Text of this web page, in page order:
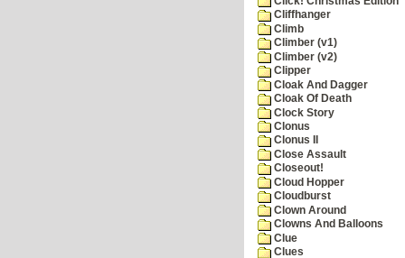
Cliffhanger
Climb
Climber (v1)
Climber (v2)
Clipper
Cloak And Dagger
Cloak Of Death
Clock Story
Clonus
Clonus II
Close Assault
Closeout!
Cloud Hopper
Cloudburst
Clown Around
Clowns And Balloons
Clue
Clues